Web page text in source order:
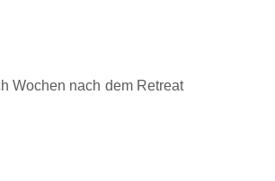
Wochen nach dem Retreat